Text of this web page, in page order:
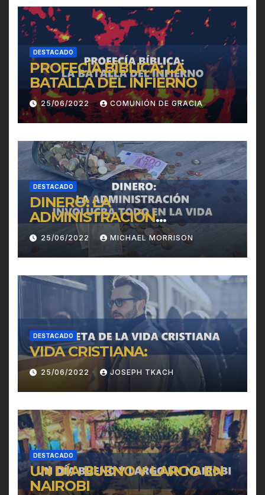
DESTACADO
PROFECÍA BÍBLICA: LA
BATALLA DEL INFIERNO
25/06/2022 COMUNIÓN DE GRACIA
DESTACADO
DINERO: LA
ADMINISTRACIÓN
INVOLUCRA TODO EN LA
VIDA
25/06/2022 MICHAEL MORRISON
DESTACADO
VIDA CRISTIANA:
25/06/2022 JOSEPH TKACH
DESTACADO
UN DÍA BUENO Y LARGO EN
NAIROBI